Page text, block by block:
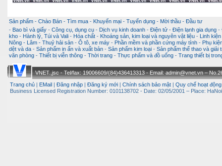
Sản phẩm - Chào Bán - Tìm mua - Khuyến mại - Tuyển dụng - Mời thầu - Đầu tư
- Bao bì và giấy - Công cụ, dụng cụ - Dịch vụ kinh doanh - Điện tử - Điện lạnh gia dụng -
kho - Hành lý, Túi và Vali - Hóa chất - Khoáng sản, kim loại và nguyên vật liệu -
Linh
Nông - Lâm - Thuỷ hải sản - Ô tô, xe máy - Phần mềm và phần cứng máy tính - Phụ
dệt và da - Sản phẩm in ấn và xuất bản - Sản phẩm kim loại - Sản phẩm thể thao và giải
văn phòng - Thiết bị viễn thông - Thời trang - Thực phẩm và đồ uống - Trang thiết bị
VNET.,jsc - Tel/fax: 19006609/(84)436413313 - Email: admin@vnet.vn –
Trang chủ
EMail Đăng nhập Đăng ký mới Chính sách bảo mật Quy chế hoạt động
Business Licensed Registration Number: 0101138702 - Date: 02/05/2001 – Place: